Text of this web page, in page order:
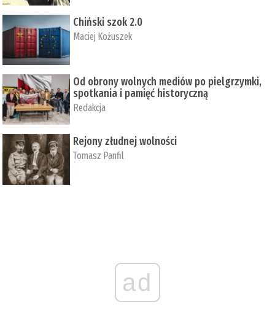
Chiński szok 2.0
Maciej Kożuszek
Od obrony wolnych mediów po pielgrzymki,
spotkania i pamięć historyczną
Redakcja
Rejony złudnej wolności
Tomasz Panfil
ad